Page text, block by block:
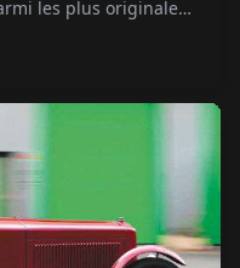
les plus originales
Par Jean-